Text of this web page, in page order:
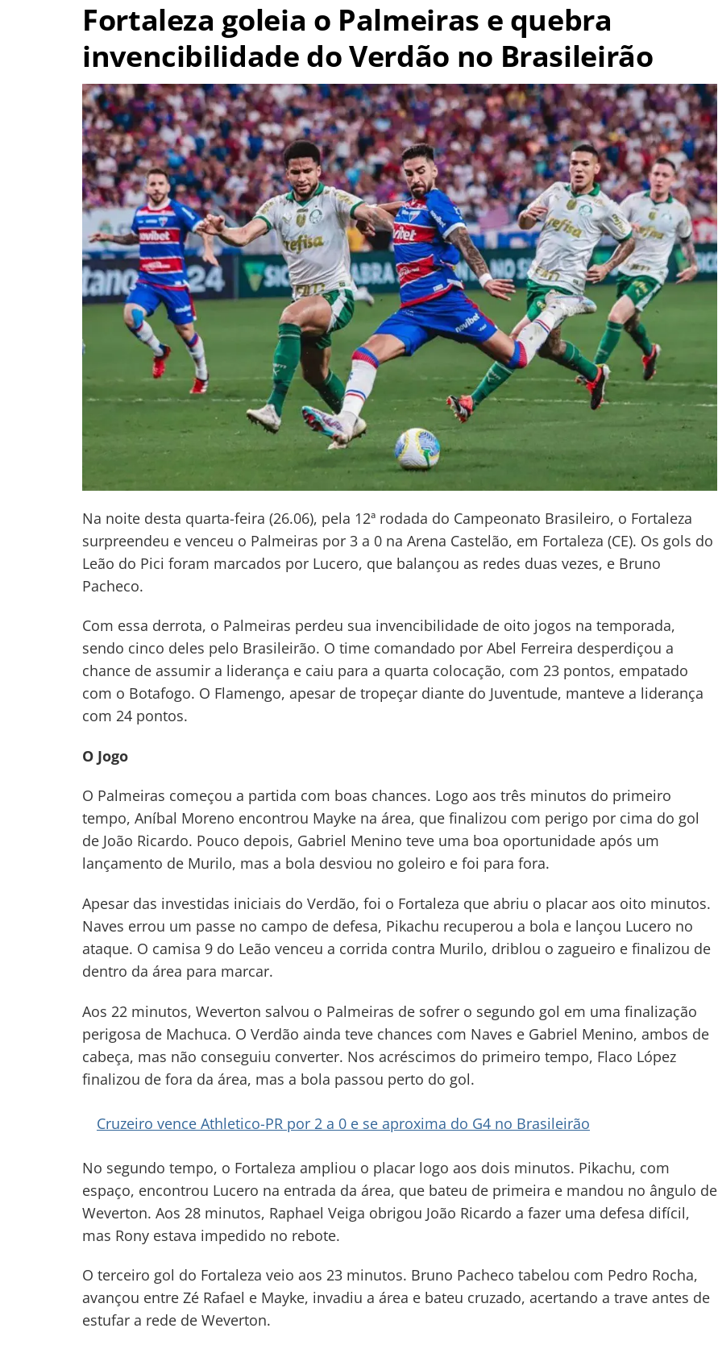
Fortaleza goleia o Palmeiras e quebra
invencibilidade do Verdão no Brasileirão
Na noite desta quarta-feira (26.06), pela 12ª rodada do Campeonato Brasileiro, o Fortaleza
surpreendeu e venceu o Palmeiras por 3 a 0 na Arena Castelão, em Fortaleza (CE). Os gols do
Leão do Pici foram marcados por Lucero, que balançou as redes duas vezes, e Bruno
Pacheco.
Com essa derrota, o Palmeiras perdeu sua invencibilidade de oito jogos na temporada,
sendo cinco deles pelo Brasileirão. O time comandado por Abel Ferreira desperdiçou a
chance de assumir a liderança e caiu para a quarta colocação, com 23 pontos, empatado
com o Botafogo. O Flamengo, apesar de tropeçar diante do Juventude, manteve a liderança
com 24 pontos.
O Jogo
O Palmeiras começou a partida com boas chances. Logo aos três minutos do primeiro
tempo, Aníbal Moreno encontrou Mayke na área, que finalizou com perigo por cima do gol
de João Ricardo. Pouco depois, Gabriel Menino teve uma boa oportunidade após um
lançamento de Murilo, mas a bola desviou no goleiro e foi para fora.
Apesar das investidas iniciais do Verdão, foi o Fortaleza que abriu o placar aos oito minutos.
Naves errou um passe no campo de defesa, Pikachu recuperou a bola e lançou Lucero no
ataque. O camisa 9 do Leão venceu a corrida contra Murilo, driblou o zagueiro e finalizou de
dentro da área para marcar.
Aos 22 minutos, Weverton salvou o Palmeiras de sofrer o segundo gol em uma finalização
perigosa de Machuca. O Verdão ainda teve chances com Naves e Gabriel Menino, ambos de
cabeça, mas não conseguiu converter. Nos acréscimos do primeiro tempo, Flaco López
finalizou de fora da área, mas a bola passou perto do gol.
Cruzeiro vence Athletico-PR por 2 a 0 e se aproxima do G4 no Brasileirão
No segundo tempo, o Fortaleza ampliou o placar logo aos dois minutos. Pikachu, com
espaço, encontrou Lucero na entrada da área, que bateu de primeira e mandou no ângulo de
Weverton. Aos 28 minutos, Raphael Veiga obrigou João Ricardo a fazer uma defesa difícil,
mas Rony estava impedido no rebote.
O terceiro gol do Fortaleza veio aos 23 minutos. Bruno Pacheco tabelou com Pedro Rocha,
avançou entre Zé Rafael e Mayke, invadiu a área e bateu cruzado, acertando a trave antes de
estufar a rede de Weverton.
Navegação